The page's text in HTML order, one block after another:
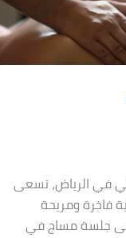
في الرياض، تسعى
فاخرة ومريحة
جلسة مساج في